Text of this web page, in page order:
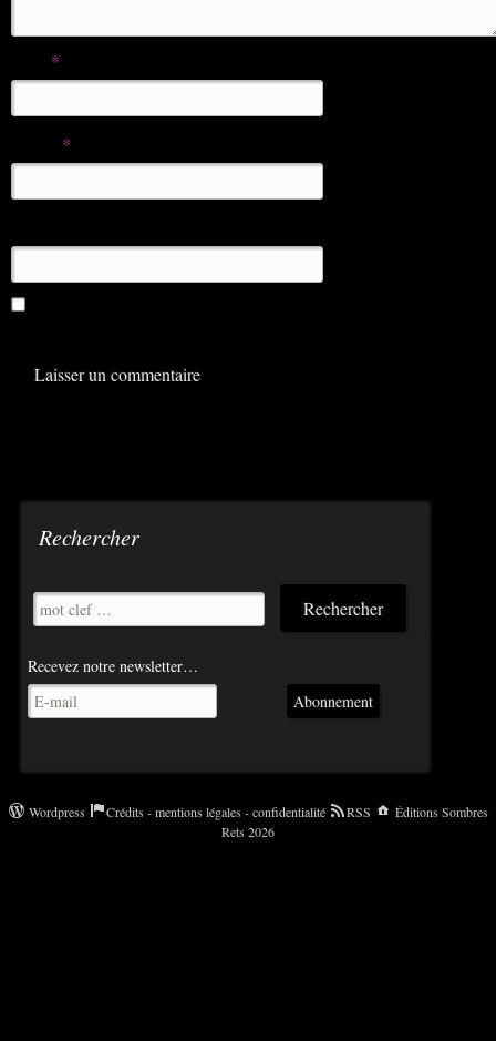
*
*
Rechercher
Recevez notre newsletter…
Abonnement
Wordpress Crédits - mentions légales - confidentialité RSS
Éditions Sombres
Rets 2026